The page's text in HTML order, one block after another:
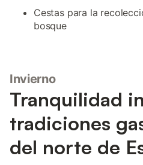
Cestas para la
bosque
Invierno
Tranquilidad
tradiciones
del norte de